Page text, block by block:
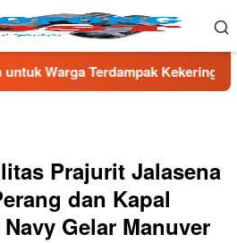
di Kecamatan Kronjo
Prajurit Jalasena
dan Kapal
Gelar Manuver